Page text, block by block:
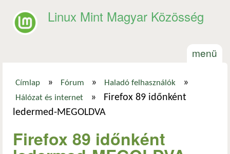
Linux Mint Magyar Közösség
menü
Jelenlegi hely
Címlap » Fórum » Haladó felhasználók »
Hálózat és internet »
Firefox 89 időnként
ledermed-MEGOLDVA
Firefox 89 időnként